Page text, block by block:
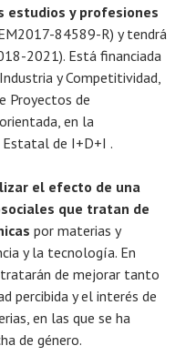
estudios y profesiones
84589-R) y tendrá
2021). Está financiada
y Competitividad,
Proyectos de
en la
de I+D+I .
el efecto de una
que tratan de
por materias y
y la tecnología. En
de mejorar tanto
percibida y el interés de
en las que se ha
de género.